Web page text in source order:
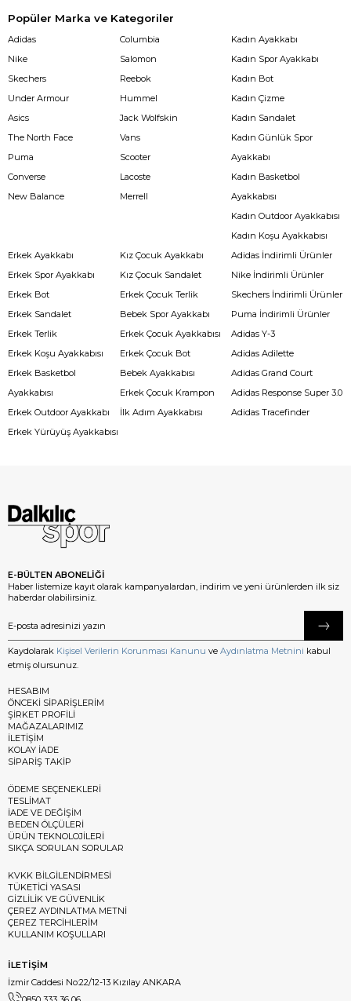
Popüler Marka ve Kategoriler
Adidas
Nike
Skechers
Under Armour
Asics
The North Face
Puma
Converse
New Balance
Columbia
Salomon
Reebok
Hummel
Jack Wolfskin
Vans
Scooter
Lacoste
Merrell
Kadın Ayakkabı
Kadın Spor Ayakkabı
Kadın Bot
Kadın Çizme
Kadın Sandalet
Kadın Günlük Spor
Ayakkabı
Kadın Basketbol
Ayakkabısı
Kadın Outdoor Ayakkabısı
Kadın Koşu Ayakkabısı
Erkek Ayakkabı
Erkek Spor Ayakkabı
Erkek Bot
Erkek Sandalet
Erkek Terlik
Erkek Koşu Ayakkabısı
Erkek Basketbol
Ayakkabısı
Erkek Outdoor Ayakkabı
Erkek Yürüyüş Ayakkabısı
Kız Çocuk Ayakkabı
Kız Çocuk Sandalet
Erkek Çocuk Terlik
Bebek Spor Ayakkabı
Erkek Çocuk Ayakkabısı
Erkek Çocuk Bot
Bebek Ayakkabısı
Erkek Çocuk Krampon
İlk Adım Ayakkabısı
Adidas İndirimli Ürünler
Nike İndirimli Ürünler
Skechers İndirimli Ürünler
Puma İndirimli Ürünler
Adidas Y-3
Adidas Adilette
Adidas Grand Court
Adidas Response Super 3.0
Adidas Tracefinder
E-BÜLTEN ABONELİĞİ
Haber listemize kayıt olarak kampanyalardan, indirim ve yeni ürünlerden ilk siz
haberdar olabilirsiniz.
Kaydolarak Kişisel Verilerin Korunması Kanunu ve Aydınlatma Metnini kabul
etmiş olursunuz.
HESABIM
ÖNCEKİ SİPARİŞLERİM
ŞİRKET PROFİLİ
MAĞAZALARIMIZ
İLETİŞİM
KOLAY İADE
SİPARİŞ TAKİP
ÖDEME SEÇENEKLERİ
TESLİMAT
İADE VE DEĞİŞİM
BEDEN ÖLÇÜLERİ
ÜRÜN TEKNOLOJİLERİ
SIKÇA SORULAN SORULAR
KVKK BİLGİLENDİRMESİ
TÜKETİCİ YASASI
GİZLİLİK VE GÜVENLİK
ÇEREZ AYDINLATMA METNİ
ÇEREZ TERCİHLERİM
KULLANIM KOŞULLARI
İLETİŞİM
İzmir Caddesi No:22/12-13 Kızılay ANKARA